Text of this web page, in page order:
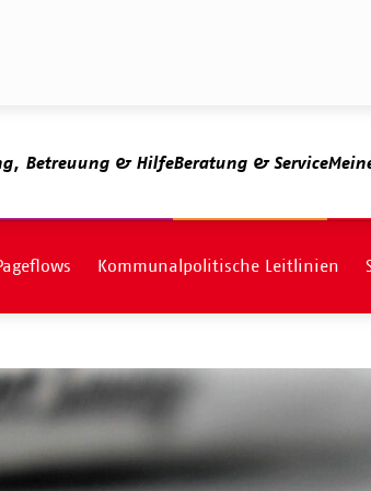
Betreuung & HilfeBeratung & Service
Kommunalpolitische Leitlinien